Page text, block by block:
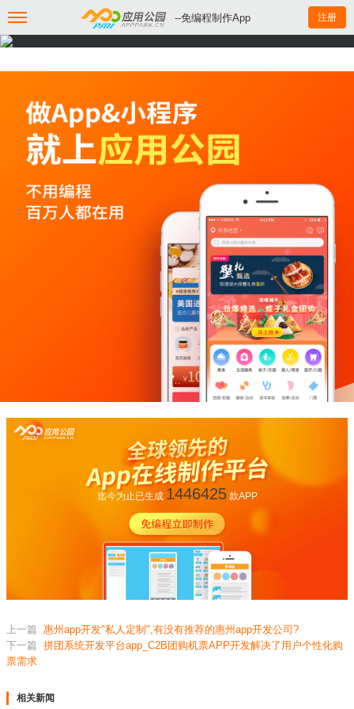
--免编程制作App 注册
迄今为止已生成 1446425款APP
上一篇 惠州app开发"私人定制",有没有推荐的惠州app开发公司?
下一篇 拼团系统开发平台app_C2B团购机票APP开发解决了用户个性化购
票需求
相关新闻